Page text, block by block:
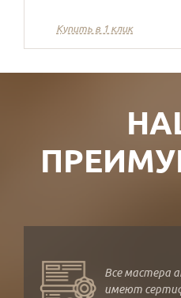
Купить в 1 клик
Все мастера
имеют